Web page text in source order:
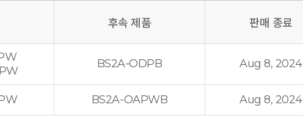
후속 제품 판매 종료
BS2A-ODPB Aug 8, 2024
BS2A-OAPWB Aug 8, 2024